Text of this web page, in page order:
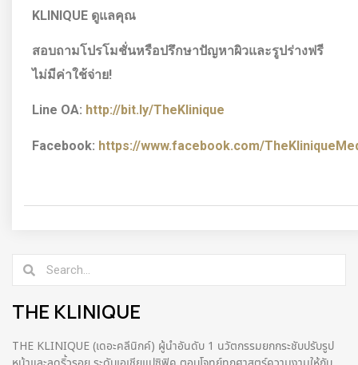
KLINIQUE ดูแลคุณ
สอบถามโปรโมชั่นหรือปรึกษาปัญหาผิวและรูปร่างฟรี
ไม่มีค่าใช้จ่าย!
Line OA: http://bit.ly/TheKlinique
Facebook: https://www.facebook.com/
THE KLINIQUE
THE KLINIQUE (เดอะคลีนิกค์) ผู้นำอันดับ 1 นวัตกรรมยกกระชับปรับรูป